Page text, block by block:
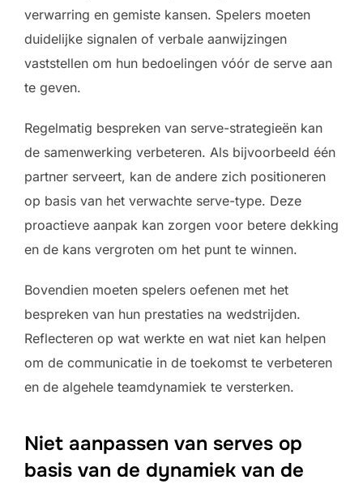
verwarring en gemiste kansen. Spelers moeten
duidelijke signalen of verbale aanwijzingen
vaststellen om hun bedoelingen vóór de serve aan
te geven.
Regelmatig bespreken van serve-strategieën kan
de samenwerking verbeteren. Als bijvoorbeeld één
partner serveert, kan de andere zich positioneren
op basis van het verwachte serve-type. Deze
proactieve aanpak kan zorgen voor betere dekking
en de kans vergroten om het punt te winnen.
Bovendien moeten spelers oefenen met het
bespreken van hun prestaties na wedstrijden.
Reflecteren op wat werkte en wat niet kan helpen
om de communicatie in de toekomst te verbeteren
en de algehele teamdynamiek te versterken.
Niet aanpassen van serves op
basis van de dynamiek van de